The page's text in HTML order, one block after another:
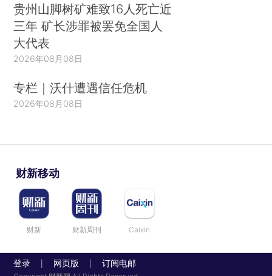
贵州山脚树矿难致16人死亡近
三年 矿长涉罪被罢免全国人
大代表
2026年08月08日
专栏｜沃什遭遇信任危机
2026年08月08日
财新移动
财新 财新周刊 Caixin
登录 网页版 订阅电邮